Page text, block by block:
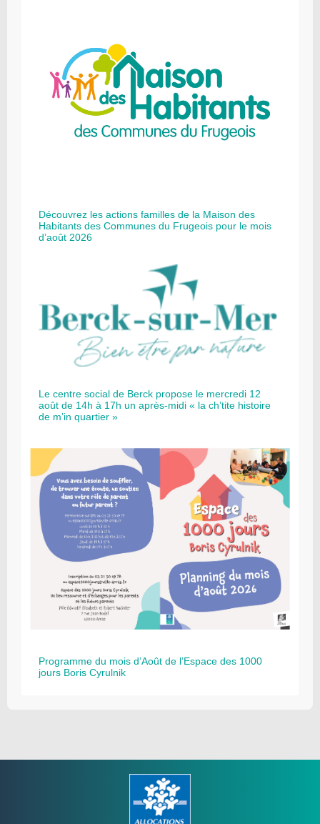
Découvrez les actions familles de la Maison des
Habitants des Communes du Frugeois pour le mois
d’août 2026
Le centre social de Berck propose le mercredi 12
août de 14h à 17h un après-midi « la ch’tite histoire
de m’in quartier »
Programme du mois d’Août de l’Espace des 1000
jours Boris Cyrulnik